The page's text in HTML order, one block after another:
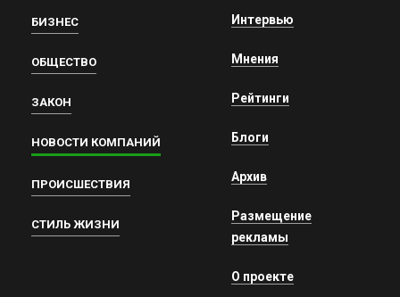
БИЗНЕС
ОБЩЕСТВО
ЗАКОН
НОВОСТИ КОМПАНИЙ
ПРОИСШЕСТВИЯ
СТИЛЬ ЖИЗНИ
Интервью
Мнения
Рейтинги
Блоги
Архив
Размещение
рекламы
О проекте